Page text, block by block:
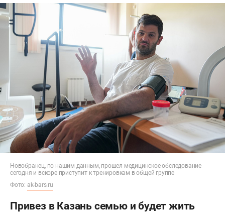
Новобранец, по нашим данным, прошел медицинское обследование
сегодня и вскоре приступит к тренировкам в общей группе
Фото: ak-bars.ru
Привез в Казань семью и будет жить